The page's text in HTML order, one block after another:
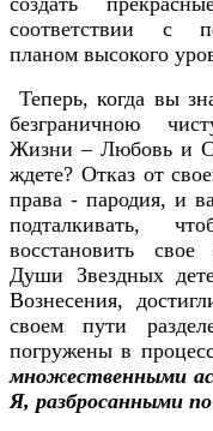
соответствии с
планом высокого
Теперь, когда вы
безграничною
Жизни – Любовь и
ждете? Отказ от
права - пародия, и
подталкивать,
восстановить
Души Звездных
Вознесения,
своем пути
погружены в
множественными
Я, разбросанными